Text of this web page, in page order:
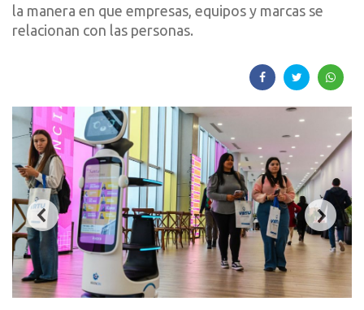
la manera en que empresas, equipos y marcas se
relacionan con las personas.